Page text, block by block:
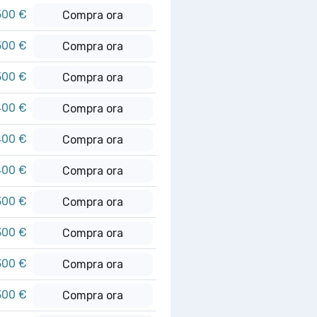
€ Compra ora
€ Compra ora
€ Compra ora
€ Compra ora
€ Compra ora
€ Compra ora
€ Compra ora
€ Compra ora
€ Compra ora
€ Compra ora